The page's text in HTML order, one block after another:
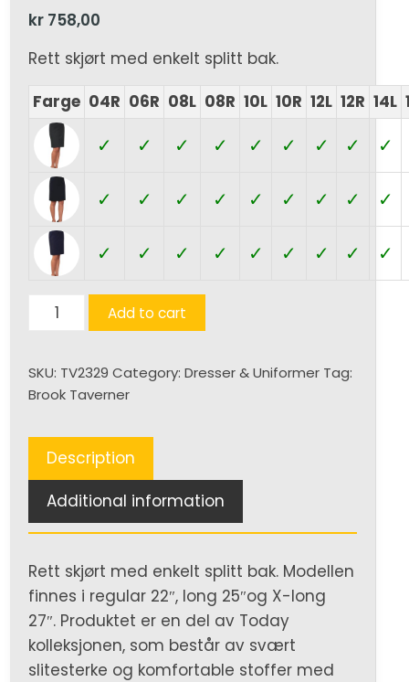
kr 758,00
Rett skjørt med enkelt splitt bak.
Farge 04R 06R 08L 08R 10L 10R 12L 12R 14L
✓ ✓ ✓ ✓ ✓ ✓ ✓ ✓ ✓
✓ ✓ ✓ ✓ ✓ ✓ ✓ ✓ ✓
✓ ✓ ✓ ✓ ✓ ✓ ✓ ✓ ✓
Lyon
quantity
Add to cart
SKU: TV2329 Category:Dresser & Uniformer Tag:
Brook Taverner
Description
Additional information
Rett skjørt med enkelt splitt bak. Modellen
finnes i regular 22″, long 25″og X-long
27″. Produktet er en del av Today
kolleksjonen, som består av svært
slitesterke og komfortable stoffer med